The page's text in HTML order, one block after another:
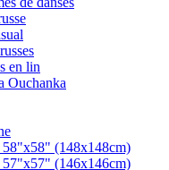
en lin
Ouchanka
58"x58" (148x148cm)
57"x57" (146x146cm)